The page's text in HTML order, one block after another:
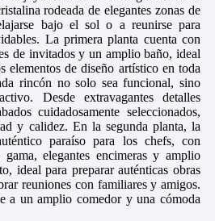
rodeada de elegantes zonas de
bajo el sol o a reunirse para
La primera planta cuenta con
de invitados y un amplio baño, ideal
elementos de diseño artístico en toda
rincón no solo sea funcional, sino
Desde extravagantes detalles
cuidadosamente seleccionados,
y calidez. En la segunda planta, la
paraíso para los chefs, con
gama, elegantes encimeras y amplio
ideal para preparar auténticas obras
reuniones con familiares y amigos.
a un amplio comedor y una cómoda